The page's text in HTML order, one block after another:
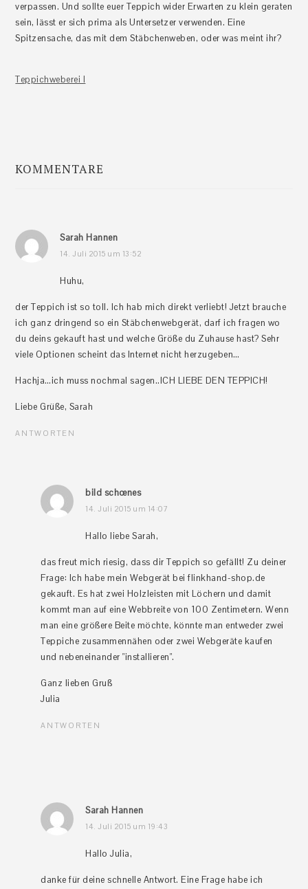
verpassen. Und sollte euer Teppich wider Erwarten zu klein geraten
sein, lässt er sich prima als Untersetzer verwenden. Eine
Spitzensache, das mit dem Stäbchenweben, oder was meint ihr?
Teppichweberei I
KOMMENTARE
Sarah Hannen
14. Juli 2015 um 13:52
Huhu,
der Teppich ist so toll. Ich hab mich direkt verliebt! Jetzt brauche
ich ganz dringend so ein Stäbchenwebgerät, darf ich fragen wo
du deins gekauft hast und welche Größe du Zuhause hast? Sehr
viele Optionen scheint das Internet nicht herzugeben…
Hachja…ich muss nochmal sagen..ICH LIEBE DEN TEPPICH!
Liebe Grüße, Sarah
ANTWORTEN
bild schœnes
14. Juli 2015 um 14:07
Hallo liebe Sarah,
das freut mich riesig, dass dir Teppich so gefällt! Zu deiner
Frage: Ich habe mein Webgerät bei flinkhand-shop.de
gekauft. Es hat zwei Holzleisten mit Löchern und damit
kommt man auf eine Webbreite von 100 Zentimetern. Wenn
man eine größere Beite möchte, könnte man entweder zwei
Teppiche zusammennähen oder zwei Webgeräte kaufen
und nebeneinander "installieren".
Ganz lieben Gruß
Julia
ANTWORTEN
Sarah Hannen
14. Juli 2015 um 19:43
Hallo Julia,
danke für deine schnelle Antwort. Eine Frage habe ich